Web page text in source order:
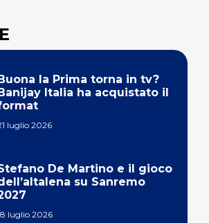
la Prima torna in tv?
Italia ha acquistato il
luglio 2026
De Martino e il gioco
su Sanremo
luglio 2026